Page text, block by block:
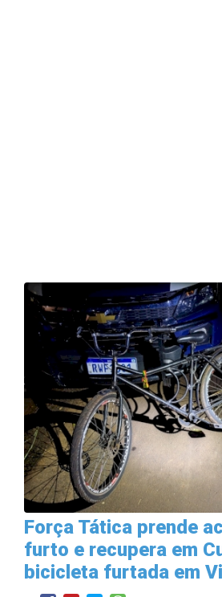
Força Tática prende
furto e recupera em
bicicleta furtada em